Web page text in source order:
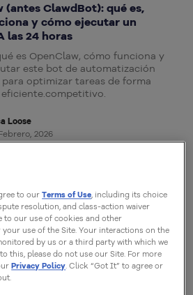
(antes ClawdBot): qué es,
y cómo ejecutar un
las 24 horas
es OpenClaw, cómo funciona y
este bot de automatización
optimizar tareas de forma
Loose
2026
atención al cliente con
funcionamiento y
de infraestructura
agentes de atención al cliente con
en la práctica y qué
se necesita para operarlos de
segura y profesional?
to ourTerms of Use, including its choice
resolution, and class-action waiver
to our use of cookies and other
use of the Site. Your interactions on the
by us or a third party with which we
this, please do not use our Site. For more
Privacy Policy. Click “Got It” to agree or